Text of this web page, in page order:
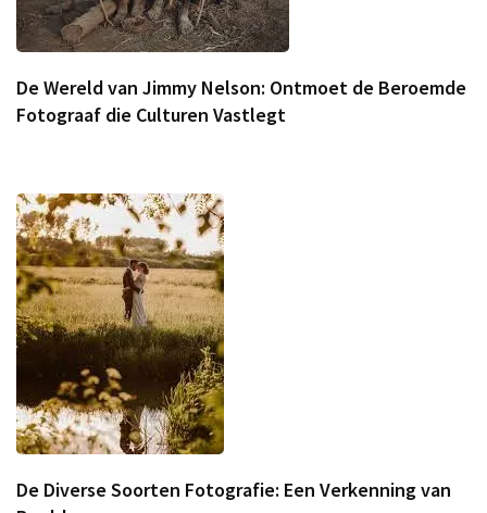
De Wereld van Jimmy Nelson: Ontmoet de Beroemde
Fotograaf die Culturen Vastlegt
De Diverse Soorten Fotografie: Een Verkenning van